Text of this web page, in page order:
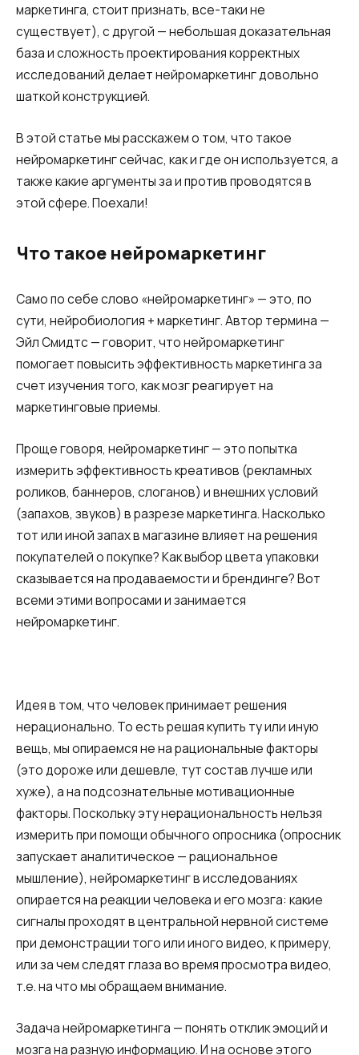
маркетинга, стоит признать, все-таки не
существует), с другой — небольшая доказательная
база и сложность проектирования корректных
исследований делает нейромаркетинг довольно
шаткой конструкцией.
В этой статье мы расскажем о том, что такое
нейромаркетинг сейчас, как и где он используется, а
также какие аргументы за и против проводятся в
этой сфере. Поехали!
Что такое нейромаркетинг
Само по себе слово «нейромаркетинг» — это, по
сути, нейробиология + маркетинг. Автор термина —
Эйл Смидтс — говорит, что нейромаркетинг
помогает повысить эффективность маркетинга за
счет изучения того, как мозг реагирует на
маркетинговые приемы.
Проще говоря, нейромаркетинг — это попытка
измерить эффективность креативов (рекламных
роликов, баннеров, слоганов) и внешних условий
(запахов, звуков) в разрезе маркетинга. Насколько
тот или иной запах в магазине влияет на решения
покупателей о покупке? Как выбор цвета упаковки
сказывается на продаваемости и брендинге? Вот
всеми этими вопросами и занимается
нейромаркетинг.
Идея в том, что человек принимает решения
нерационально. То есть решая купить ту или иную
вещь, мы опираемся не на рациональные факторы
(это дороже или дешевле, тут состав лучше или
хуже), а на подсознательные мотивационные
факторы. Поскольку эту нерациональность нельзя
измерить при помощи обычного опросника (опросник
запускает аналитическое — рациональное
мышление), нейромаркетинг в исследованиях
опирается на реакции человека и его мозга: какие
сигналы проходят в центральной нервной системе
при демонстрации того или иного видео, к примеру,
или за чем следят глаза во время просмотра видео,
т.е. на что мы обращаем внимание.
Задача нейромаркетинга — понять отклик эмоций и
мозга на разную информацию. И на основе этого